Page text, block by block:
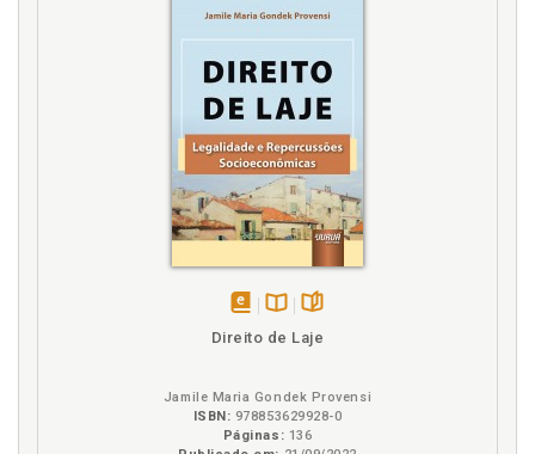
Direito de Laje
Jamile Maria Gondek Provensi
ISBN: 978853629928-0
Páginas: 136